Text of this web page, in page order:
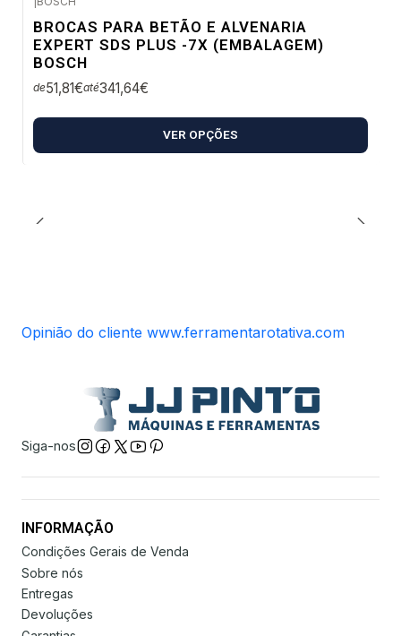
BROCAS PARA BETÃO E ALVENARIA
EXPERT SDS PLUS -7X (EMBALAGEM)
BOSCH
de51,81€até341,64€
VER OPÇÕES
Opinião do cliente www.ferramentarotativa.com
Siga-nos
INFORMAÇÃO
Condições Gerais de Venda
Sobre nós
Entregas
Devoluções